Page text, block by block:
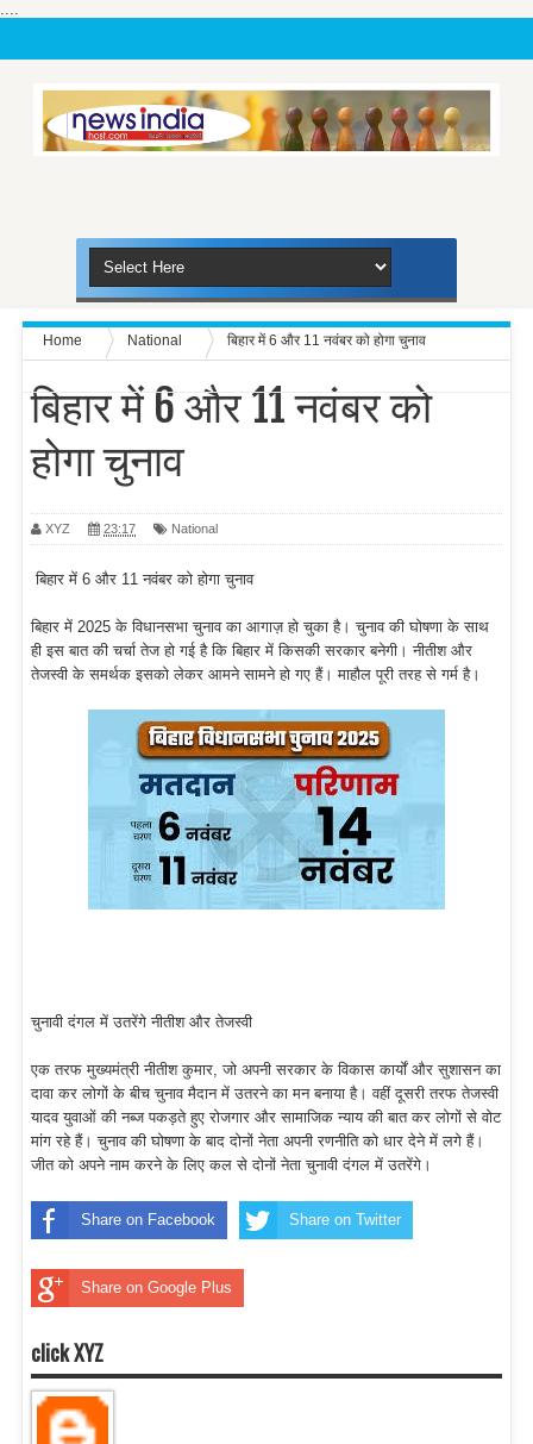
....
Home National बिहार में 6 और 11 नवंबर को होगा चुनाव
बिहार में 6 और 11 नवंबर को
होगा चुनाव
XYZ 23:17 National
बिहार में 6 और 11 नवंबर को होगा चुनाव
बिहार में 2025 के विधानसभा चुनाव का आगाज़ हो चुका है। चुनाव की घोषणा के साथ
ही इस बात की चर्चा तेज हो गई है कि बिहार में किसकी सरकार बनेगी। नीतीश और
तेजस्वी के समर्थक इसको लेकर आमने सामने हो गए हैं। माहौल पूरी तरह से गर्म है।
चुनावी दंगल में उतरेंगे नीतीश और तेजस्वी
एक तरफ मुख्यमंत्री नीतीश कुमार, जो अपनी सरकार के विकास कार्यों और सुशासन का
दावा कर लोगों के बीच चुनाव मैदान में उतरने का मन बनाया है। वहीं दूसरी तरफ तेजस्वी
यादव युवाओं की नब्ज पकड़ते हुए रोजगार और सामाजिक न्याय की बात कर लोगों से वोट
मांग रहे हैं। चुनाव की घोषणा के बाद दोनों नेता अपनी रणनीति को धार देने में लगे हैं।
जीत को अपने नाम करने के लिए कल से दोनों नेता चुनावी दंगल में उतरेंगे।
Share on Facebook Share on Twitter
Share on Google Plus
click XYZ